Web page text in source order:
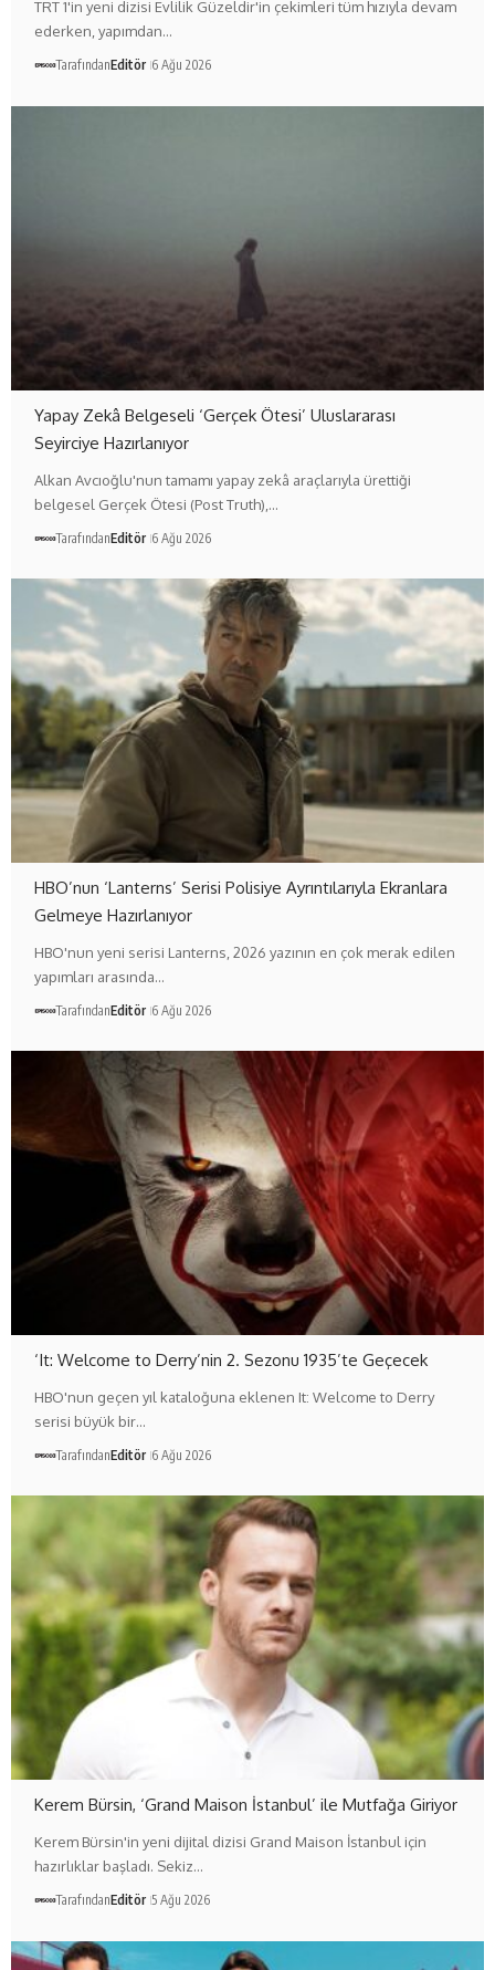
TRT 1'in yeni dizisi Evlilik Güzeldir'in çekimleri tüm hızıyla devam
ederken, yapımdan…
TarafındanEditör 6 Ağu 2026
Yapay Zekâ Belgeseli ‘Gerçek Ötesi’ Uluslararası
Seyirciye Hazırlanıyor
Alkan Avcıoğlu'nun tamamı yapay zekâ araçlarıyla ürettiği
belgesel Gerçek Ötesi (Post Truth),…
TarafındanEditör 6 Ağu 2026
HBO’nun ‘Lanterns’ Serisi Polisiye Ayrıntılarıyla Ekranlara
Gelmeye Hazırlanıyor
HBO'nun yeni serisi Lanterns, 2026 yazının en çok merak edilen
yapımları arasında…
TarafındanEditör 6 Ağu 2026
‘It: Welcome to Derry’nin 2. Sezonu 1935’te Geçecek
HBO'nun geçen yıl kataloğuna eklenen It: Welcome to Derry
serisi büyük bir…
TarafındanEditör 6 Ağu 2026
Kerem Bürsin, ‘Grand Maison İstanbul’ ile Mutfağa Giriyor
Kerem Bürsin'in yeni dijital dizisi Grand Maison İstanbul için
hazırlıklar başladı. Sekiz…
TarafındanEditör 5 Ağu 2026